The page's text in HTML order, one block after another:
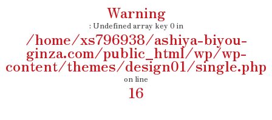
Warning
: Undefined array key 0 in
/home/xs796938/ashiya-biyou-
ginza.com/public_html/wp/wp-
content/themes/design01/single.php
on line
16